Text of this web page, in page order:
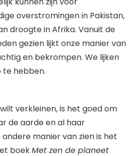
overstromingen in Pakistan,
droogte in Afrika. Vanuit de
gezien lijkt onze manier van
en bekrompen. We lijken
te hebben.
verkleinen, is het goed om
de aarde en al haar
andere manier van zien is het
boekMet zen de planeet